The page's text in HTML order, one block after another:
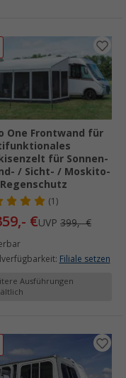
One Frontwand für
für Sonnen-
/ Sicht- / Moskito-
(1)
€UVP 399,- €
Filiale setzen
Ausführungen